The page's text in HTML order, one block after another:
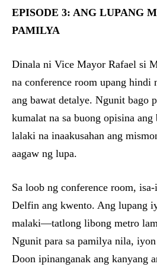
EPISODE 3: ANG LUPANG
PAMILYA
Dinala ni Vice Mayor Rafael si
na conference room upang hindi
ang bawat detalye. Ngunit bago
kumalat na sa buong opisina
lalaki na inaakusahan ang
aagaw ng lupa.
Sa loob ng conference room,
Delfin ang kwento. Ang lupang
malaki—tatlong libong metro
Ngunit para sa pamilya nila,
Doon ipinanganak ang kanyang